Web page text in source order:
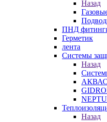
Назад
ПНД
Герметик
лента
Системы
Назад
Назад